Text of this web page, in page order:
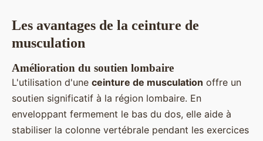
Les avantages de la ceinture de
musculation
Amélioration du soutien lombaire
L'utilisation d'une ceinture de musculation offre un
soutien significatif à la région lombaire. En
enveloppant fermement le bas du dos, elle aide à
stabiliser la colonne vertébrale pendant les exercices